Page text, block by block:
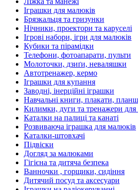
Іграшки для малюків
Брязкальця та гризунки
Нічники, проектори та каруселі
Ігрові набори, ігри для малюків
Кубики та пірамідки
Телефони, фотоапарати, пульти
Молоточки, дзиґи, неваляшки
Автотренажер, кермо
Іграшки для купання
Заводні, інерційні іграшки
Навчальні книги, плакати,
Килимки, дуги та тренажери для
Каталки на палиці та канаті
Розвиваюча іграшка для малюків
Каталки-штовхачі
Підвіски
Догляд за малюками
Гігієна та дитяча безпека
Ванночки , горщики, сидіння
Дитячий посуд та аксесуари